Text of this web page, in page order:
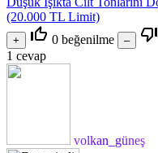
(20.000 TL Limit)
thumb_up_off_alt 0 beğenilme thumb_down_off_alt
1 cevap
volkan_güneş